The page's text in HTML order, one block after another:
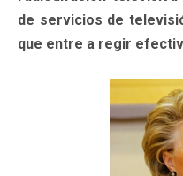
de servicios de
que entre a regir